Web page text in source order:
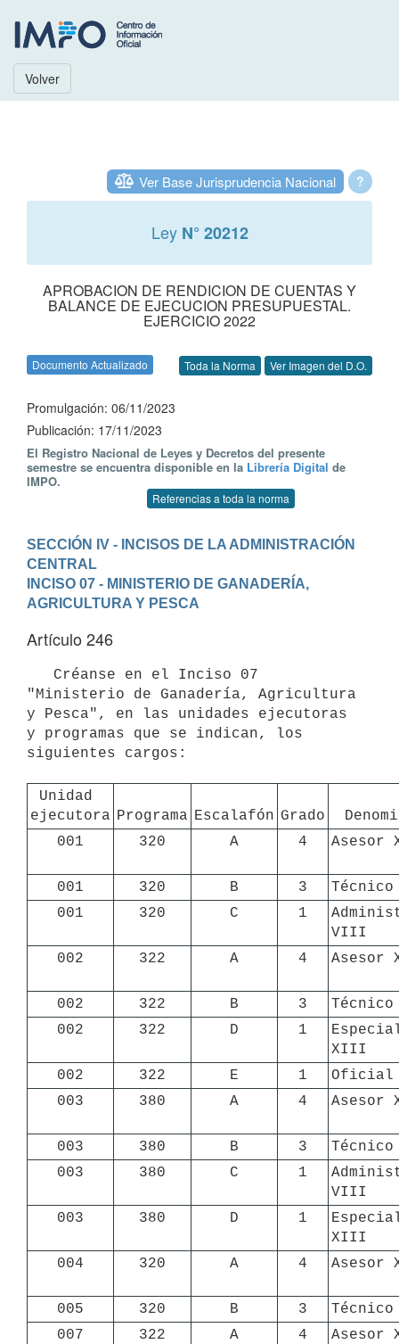
Volver
?
Ver Base Jurisprudencia Nacional
Ley N° 20212
APROBACION DE RENDICION DE CUENTAS Y
BALANCE DE EJECUCION PRESUPUESTAL.
EJERCICIO 2022
Documento Actualizado Toda la Norma Ver Imagen del D.O.
Promulgación: 06/11/2023
Publicación: 17/11/2023
El Registro Nacional de Leyes y Decretos del presente
semestre se encuentra disponible en la Librería Digital de
IMPO.
Referencias a toda la norma
SECCIÓN IV - INCISOS DE LA ADMINISTRACIÓN
CENTRAL
INCISO 07 - MINISTERIO DE GANADERÍA,
AGRICULTURA Y PESCA
Artículo 246
"Ministerio de Ganadería, Agricultura
y Pesca", en las unidades ejecutoras
y programas que se indican, los
siguientes cargos:
Unidad
ejecutora Programa Escalafón Grado
001
320 A 4 Asesor
001 320 B 3
001
320 C 1
VIII
002
322 A 4 Asesor
002 322 B 3
002
322 D 1
XIII
002
322 E 1
Oficial
003
380 A 4 Asesor
003 380 B 3
003
380 C 1
VIII
003
380 D 1
XIII
004
320 A 4 Asesor
005 320 B 3
007
322 A 4 Asesor